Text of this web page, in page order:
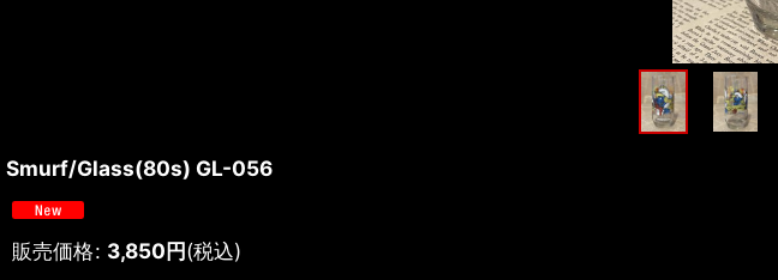
Smurf/Glass(80s) GL-056
販売価格: 3,850円(税込)